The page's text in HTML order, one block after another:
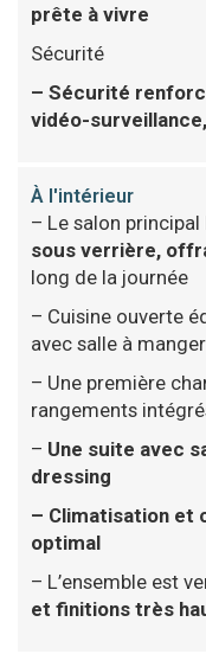
prête à vivre
Sécurité
– Sécurité
vidéo-
À l'intérieur
– Le salon principal
sous verrière,
long de la journée
– Cuisine ouverte
avec salle à manger
– Une première
rangements
– Une suite avec
dressing
– Climatisation et
optimal
– L’ensemble est
et finitions très